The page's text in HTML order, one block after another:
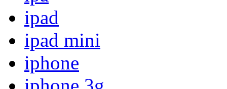
ipad
ipad mini
iphone